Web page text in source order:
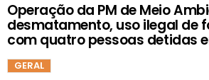
Operação da PM de Meio
desmatamento, uso ilegal de
com quatro pessoas detidas
GERAL